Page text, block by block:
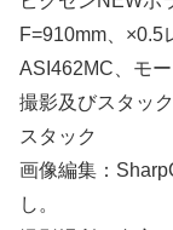
F=910mm、×0.5
ASI462MC、モ
撮影及びスタッ
スタック
画像編集：
し。